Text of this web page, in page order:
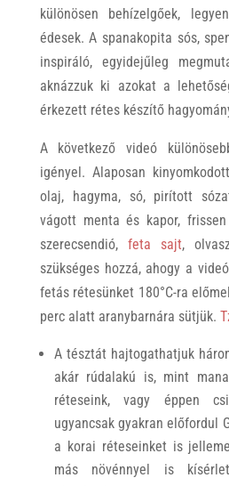
különösen behízelgőek,
édesek. A spanakopita sós,
inspiráló, egyidejűleg
aknázzuk ki azokat a
érkezett rétes készítő
A következő videó
igényel. Alaposan
olaj, hagyma, só, pirított
vágott menta és kapor,
szerecsendió, feta sajt,
szükséges hozzá, ahogy a
fetás rétesünket 180°C-ra
perc alatt aranybarnára sütjük.
A tésztát hajtogathatjuk
akár rúdalakú is, mint
réteseink, vagy éppen
ugyancsak gyakran előfordul
a korai réteseinket is
más növénnyel is